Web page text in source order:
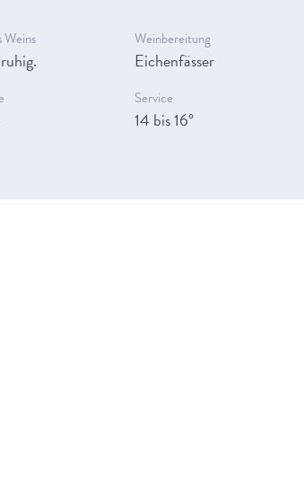
Weinbereitung
Eichenfässer
Service
14 bis 16°